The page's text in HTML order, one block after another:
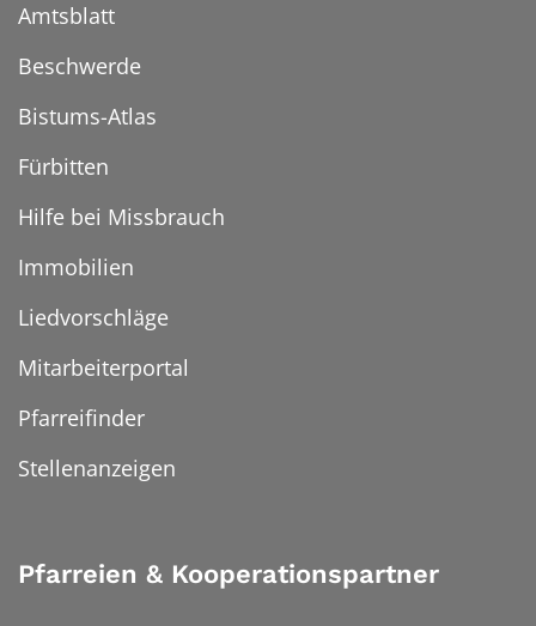
Amtsblatt
Beschwerde
Bistums-Atlas
Fürbitten
Hilfe bei Missbrauch
Immobilien
Liedvorschläge
Mitarbeiterportal
Pfarreifinder
Stellenanzeigen
Pfarreien & Kooperationspartner